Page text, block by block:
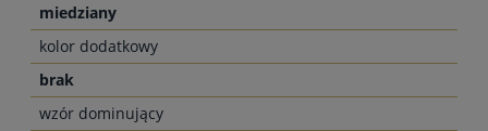
miedziany
kolor dodatkowy
brak
wzór dominujący